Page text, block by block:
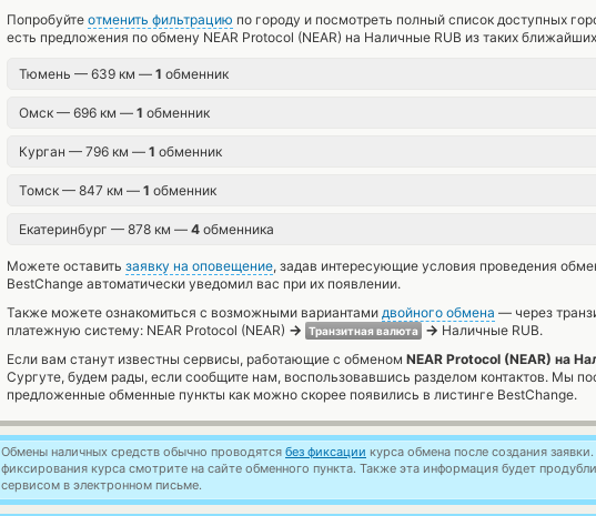
Попробуйте отменить фильтрацию по городу и посмотреть полный список доступных
есть предложения по обмену NEAR Protocol (NEAR) на Наличные RUB из таких
Тюмень — 639 км — 1 обменник
Омск — 696 км — 1 обменник
Курган — 796 км — 1 обменник
Томск — 847 км — 1 обменник
Екатеринбург — 878 км — 4 обменника
Можете оставить заявку на оповещение, задав интересующие условия проведения
BestChange автоматически уведомил вас при их появлении.
Также можете ознакомиться с возможными вариантами двойного обмена — через
платежную систему: NEAR Protocol (NEAR) → Транзитная валюта → Наличные RUB.
Если вам станут известны сервисы, работающие с обменом NEAR Protocol (NEAR) на
Сургуте, будем рады, если сообщите нам, воспользовавшись разделом контактов. Мы
предложенные обменные пункты как можно скорее появились в листинге BestChange.
Обмены наличных средств обычно проводятся без фиксации курса обмена после создания
фиксирования курса смотрите на сайте обменного пункта. Также эта информация будет
сервисом в электронном письме.